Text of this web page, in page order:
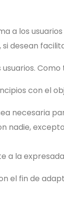
a los
desean
con el
necesaria
nadie,
a la
el fin de